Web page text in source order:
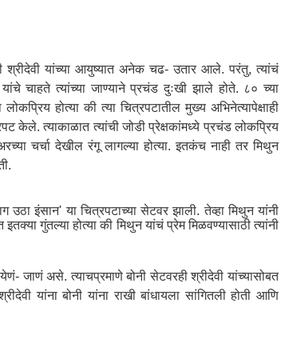
श्रीदेवी यांच्या आयुष्यात अनेक चढ- उतार आले. परंतु,त्यांचं
चाहते त्यांच्या जाण्याने प्रचंड दुःखी झाले होते. ८० च्या
होत्या की त्या चित्रपटातील मुख्य अभिनेत्यापेक्षाही
केले. त्याकाळात त्यांची जोडी प्रेक्षकांमध्ये प्रचंड लोकप्रिय
चर्चा देखील रंगू लागल्या होत्या. इतकंच नाही तर मिथुन
उठा इंसान'या चित्रपटाच्या सेटवर झाली. तेव्हा मिथुन यांनी
इतक्या गुंतल्या होत्या की मिथुन यांचं प्रेम मिळवण्यासाठी त्यांनी
जाणं असे. त्याचप्रमाणे बोनी सेटवरही श्रीदेवी यांच्यासोबत
यांना बोनी यांना राखी बांधायला सांगितली होती आणि